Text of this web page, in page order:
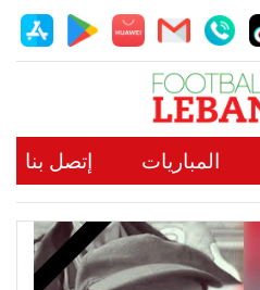
المباريات إتصل بنا